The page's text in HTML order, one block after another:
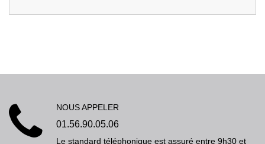
NOUS APPELER
01.56.90.05.06
Le standard téléphonique est assuré entre 9h30 et